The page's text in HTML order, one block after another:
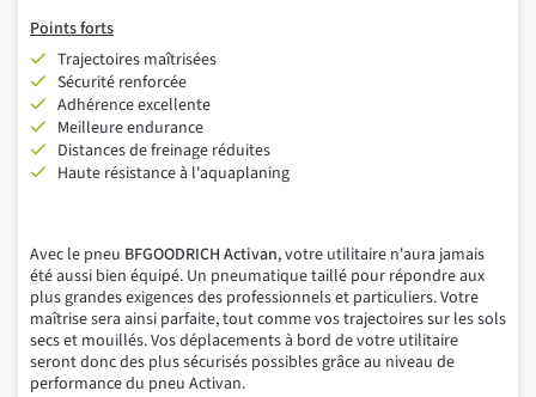
Points forts
Trajectoires maîtrisées
Sécurité renforcée
Adhérence excellente
Meilleure endurance
Distances de freinage réduites
Haute résistance à l'aquaplaning
Avec le pneu BFGOODRICH Activan, votre utilitaire n'aura jamais
été aussi bien équipé. Un pneumatique taillé pour répondre aux
plus grandes exigences des professionnels et particuliers. Votre
maîtrise sera ainsi parfaite, tout comme vos trajectoires sur les sols
secs et mouillés. Vos déplacements à bord de votre utilitaire
seront donc des plus sécurisés possibles grâce au niveau de
performance du pneu Activan.